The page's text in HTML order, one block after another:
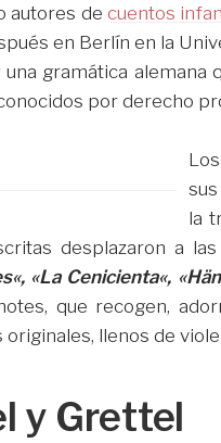
autores de cuentos
en Berlín en la
una gramática alemana
por derecho
Los
la
desplazaron a
«, «La Cenicienta«, «
que recogen,
originales, llenos de
y Grettel